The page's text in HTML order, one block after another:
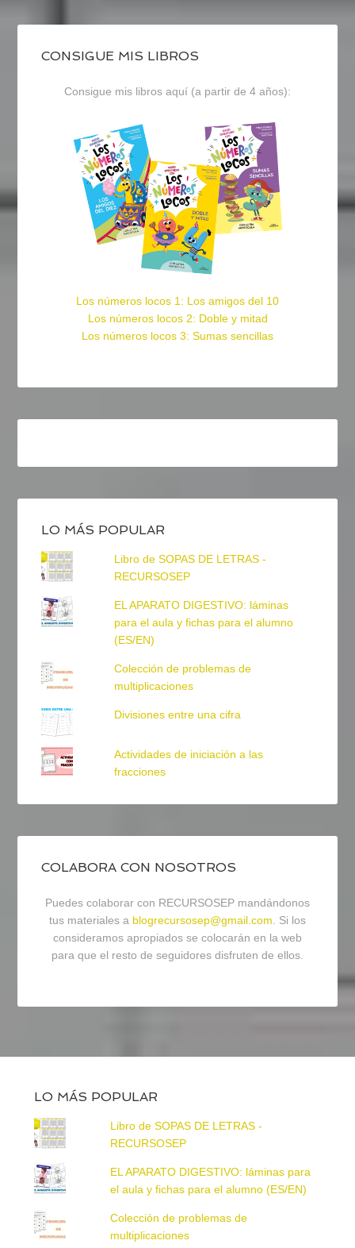
CONSIGUE MIS LIBROS
Consigue mis libros aquí (a partir de 4 años):
Los números locos 1: Los amigos del 10
Los números locos 2: Doble y mitad
Los números locos 3: Sumas sencillas
LO MÁS POPULAR
Libro de SOPAS DE LETRAS -
RECURSOSEP
EL APARATO DIGESTIVO: láminas
para el aula y fichas para el alumno
(ES/EN)
Colección de problemas de
multiplicaciones
Divisiones entre una cifra
Actividades de iniciación a las
fracciones
COLABORA CON NOSOTROS
Puedes colaborar con RECURSOSEP mandándonos
tus materiales a blogrecursosep@gmail.com. Si los
consideramos apropiados se colocarán en la web
para que el resto de seguidores disfruten de ellos.
LO MÁS POPULAR
Libro de SOPAS DE LETRAS -
RECURSOSEP
EL APARATO DIGESTIVO: láminas para
el aula y fichas para el alumno (ES/EN)
Colección de problemas de
multiplicaciones